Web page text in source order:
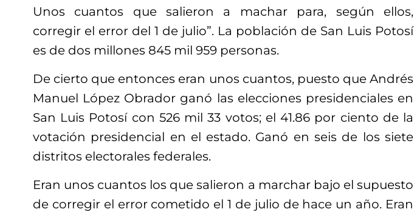
Unos cuantos que salieron a machar para, según ellos,
corregir el error del 1 de julio”. La población de San Luis Potosí
es de dos millones 845 mil 959 personas.
De cierto que entonces eran unos cuantos, puesto que Andrés
Manuel López Obrador ganó las elecciones presidenciales en
San Luis Potosí con 526 mil 33 votos; el 41.86 por ciento de la
votación presidencial en el estado. Ganó en seis de los siete
distritos electorales federales.
Eran unos cuantos los que salieron a marchar bajo el supuesto
de corregir el error cometido el 1 de julio de hace un año. Eran